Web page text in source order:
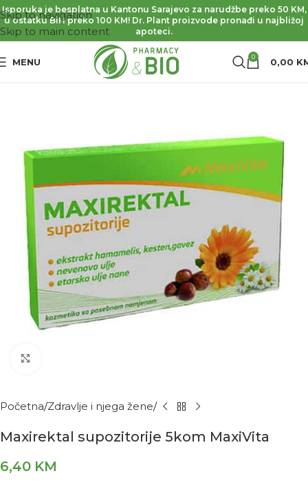
Skip to navigation
Skip to main content
Isporuka je besplatna u Kantonu Sarajevo za narudžbe preko 50 KM,
u ostatku BiH preko 100 KM! Dr. Plant proizvode pronađi u najbližoj
apoteci.
MENU 0 0,00
Početna Zdravlje i njega žene
Maxirektal supozitorije 5kom MaxiVita
6,40 KM